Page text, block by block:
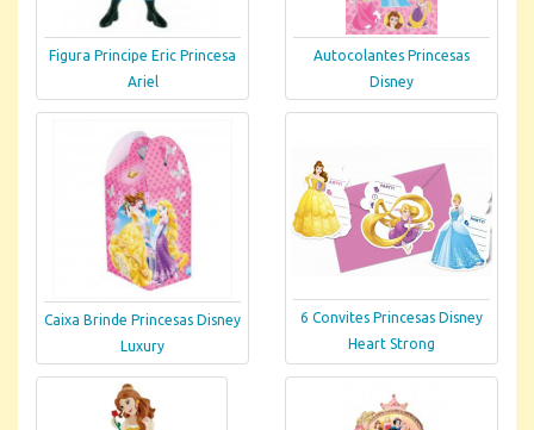
Figura Principe Eric Princesa
Ariel
Autocolantes Princesas
Disney
Caixa Brinde Princesas Disney
Luxury
6 Convites Princesas Disney
Heart Strong